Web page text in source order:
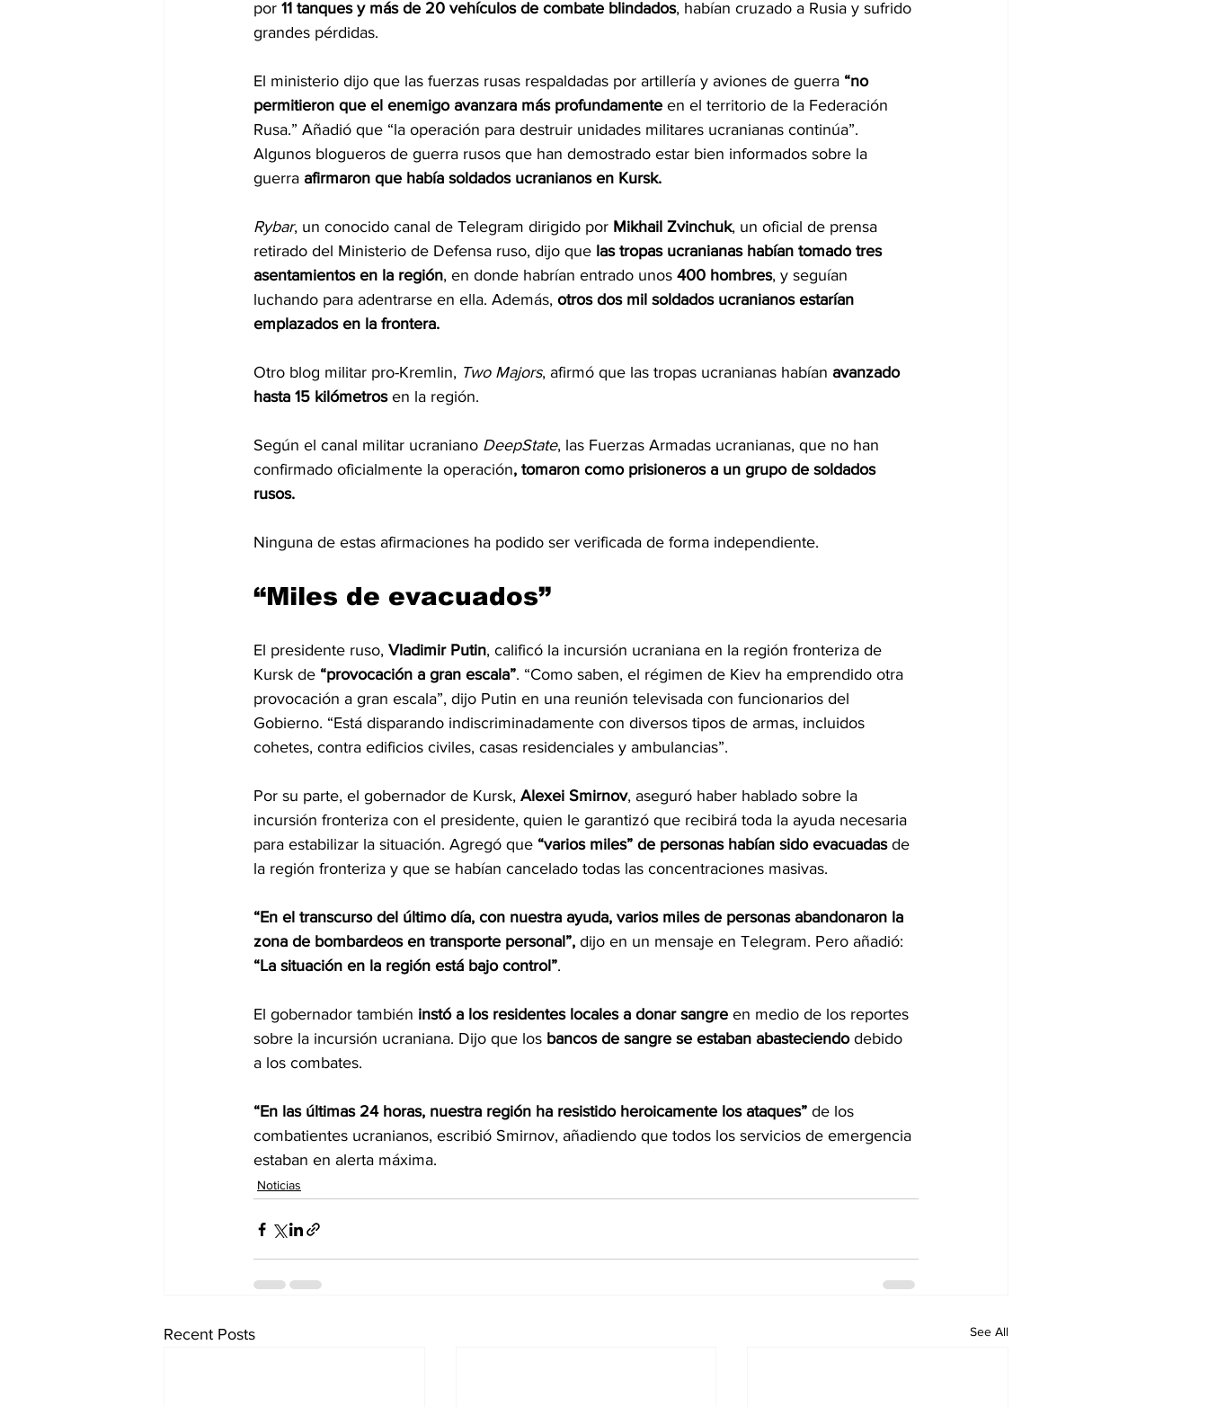
por 11 tanques y más de 20 vehículos de combate blindados, habían cruzado a Rusia y sufrido
grandes pérdidas.
El ministerio dijo que las fuerzas rusas respaldadas por artillería y aviones de guerra “no
permitieron que el enemigo avanzara más profundamente en el territorio de la Federación
Rusa.” Añadió que “la operación para destruir unidades militares ucranianas continúa”.
Algunos blogueros de guerra rusos que han demostrado estar bien informados sobre la
guerra afirmaron que había soldados ucranianos en Kursk.
Rybar, un conocido canal de Telegram dirigido por Mikhail Zvinchuk, un oficial de prensa
retirado del Ministerio de Defensa ruso, dijo que las tropas ucranianas habían tomado tres
asentamientos en la región, en donde habrían entrado unos 400 hombres, y seguían
luchando para adentrarse en ella. Además, otros dos mil soldados ucranianos estarían
emplazados en la frontera.
Otro blog militar pro-Kremlin, Two Majors, afirmó que las tropas ucranianas habían avanzado
hasta 15 kilómetros en la región.
Según el canal militar ucraniano DeepState, las Fuerzas Armadas ucranianas, que no han
confirmado oficialmente la operación, tomaron como prisioneros a un grupo de soldados
rusos.
Ninguna de estas afirmaciones ha podido ser verificada de forma independiente.
“Miles de evacuados”
El presidente ruso, Vladimir Putin, calificó la incursión ucraniana en la región fronteriza de
Kursk de “provocación a gran escala”. “Como saben, el régimen de Kiev ha emprendido otra
provocación a gran escala”, dijo Putin en una reunión televisada con funcionarios del
Gobierno. “Está disparando indiscriminadamente con diversos tipos de armas, incluidos
cohetes, contra edificios civiles, casas residenciales y ambulancias”.
Por su parte, el gobernador de Kursk, Alexei Smirnov, aseguró haber hablado sobre la
incursión fronteriza con el presidente, quien le garantizó que recibirá toda la ayuda necesaria
para estabilizar la situación. Agregó que “varios miles” de personas habían sido evacuadas de
la región fronteriza y que se habían cancelado todas las concentraciones masivas.
“En el transcurso del último día, con nuestra ayuda, varios miles de personas abandonaron la
zona de bombardeos en transporte personal”, dijo en un mensaje en Telegram. Pero añadió:
“La situación en la región está bajo control”.
El gobernador también instó a los residentes locales a donar sangre en medio de los reportes
sobre la incursión ucraniana. Dijo que los bancos de sangre se estaban abasteciendo debido
a los combates.
“En las últimas 24 horas, nuestra región ha resistido heroicamente los ataques” de los
combatientes ucranianos, escribió Smirnov, añadiendo que todos los servicios de emergencia
estaban en alerta máxima.
Noticias
Recent Posts See All